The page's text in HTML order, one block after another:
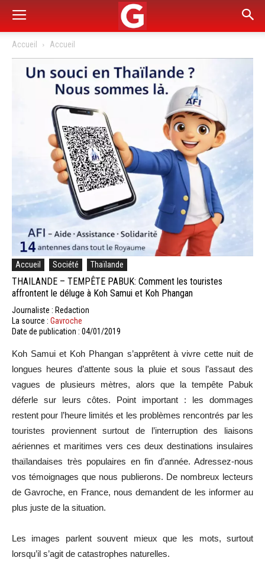
Accueil Accueil
Accueil Société Thaïlande
THAILANDE – TEMPÊTE PABUK: Comment les touristes
affrontent le déluge à Koh Samui et Koh Phangan
Journaliste : Redaction
La source : Gavroche
Date de publication : 04/01/2019
Koh Samui et Koh Phangan s’apprêtent à vivre cette nuit de
longues heures d’attente sous la pluie et sous l’assaut des
vagues de plusieurs mètres, alors que la tempête Pabuk
déferle sur leurs côtes. Point important : les dommages
restent pour l’heure limités et les problèmes rencontrés par les
touristes proviennent surtout de l’interruption des liaisons
aériennes et maritimes vers ces deux destinations insulaires
thaïlandaises très populaires en fin d’année. Adressez-nous
vos témoignages que nous publierons. De nombreux lecteurs
de Gavroche, en France, nous demandent de les informer au
plus juste de la situation.
Les images parlent souvent mieux que les mots, surtout
lorsqu’il s’agit de catastrophes naturelles.